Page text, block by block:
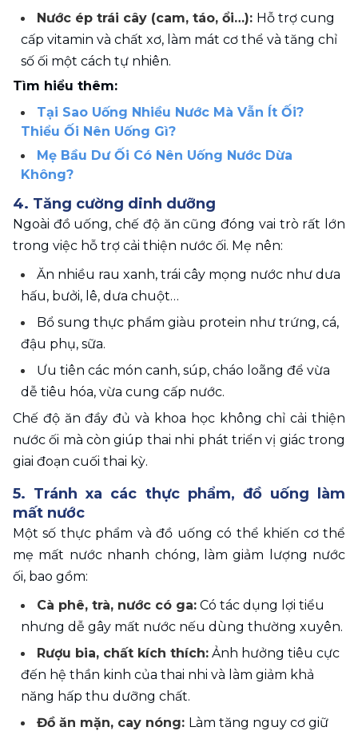
Nước ép trái cây (cam, táo, ổi…): Hỗ trợ cung
cấp vitamin và chất xơ, làm mát cơ thể và tăng chỉ
số ối một cách tự nhiên.
Tìm hiểu thêm:
Tại Sao Uống Nhiều Nước Mà Vẫn Ít Ối?
Thiểu Ối Nên Uống Gì?
Mẹ Bầu Dư Ối Có Nên Uống Nước Dừa
Không?
4. Tăng cường dinh dưỡng
Ngoài đồ uống, chế độ ăn cũng đóng vai trò rất lớn
trong việc hỗ trợ cải thiện nước ối. Mẹ nên:
Ăn nhiều rau xanh, trái cây mọng nước như dưa
hấu, bưởi, lê, dưa chuột…
Bổ sung thực phẩm giàu protein như trứng, cá,
đậu phụ, sữa.
Ưu tiên các món canh, súp, cháo loãng để vừa
dễ tiêu hóa, vừa cung cấp nước.
Chế độ ăn đầy đủ và khoa học không chỉ cải thiện
nước ối mà còn giúp thai nhi phát triển vị giác trong
giai đoạn cuối thai kỳ.
5. Tránh xa các thực phẩm, đồ uống làm
mất nước
Một số thực phẩm và đồ uống có thể khiến cơ thể
mẹ mất nước nhanh chóng, làm giảm lượng nước
ối, bao gồm:
Cà phê, trà, nước có ga: Có tác dụng lợi tiểu
nhưng dễ gây mất nước nếu dùng thường xuyên.
Rượu bia, chất kích thích: Ảnh hưởng tiêu cực
đến hệ thần kinh của thai nhi và làm giảm khả
năng hấp thu dưỡng chất.
Đồ ăn mặn, cay nóng: Làm tăng nguy cơ giữ